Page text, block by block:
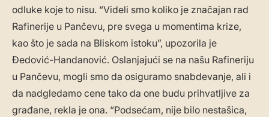
odluke koje to nisu. “Videli smo koliko je značajan rad
Rafinerije u Pančevu, pre svega u momentima krize,
kao što je sada na Bliskom istoku”, upozorila je
Đedović-Handanović. Oslanjajući se na našu Rafineriju
u Pančevu, mogli smo da osiguramo snabdevanje, ali i
da nadgledamo cene tako da one budu prihvatljive za
građane, rekla je ona. “Podsećam, nije bilo nestašica,